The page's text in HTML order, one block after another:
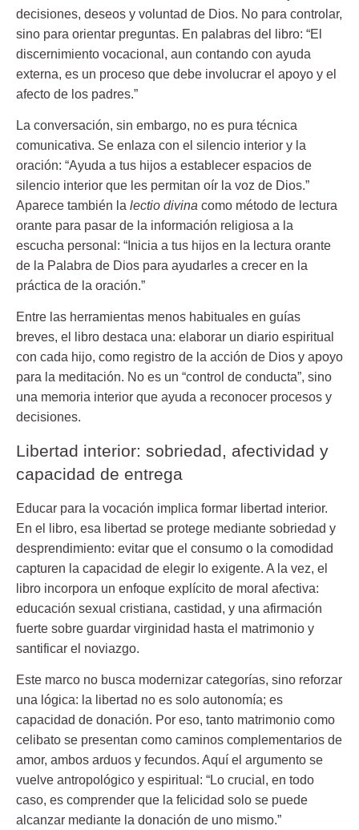
decisiones, deseos y voluntad de Dios. No para controlar,
sino para orientar preguntas. En palabras del libro: “El
discernimiento vocacional, aun contando con ayuda
externa, es un proceso que debe involucrar el apoyo y el
afecto de los padres.”
La conversación, sin embargo, no es pura técnica
comunicativa. Se enlaza con el silencio interior y la
oración: “Ayuda a tus hijos a establecer espacios de
silencio interior que les permitan oír la voz de Dios.”
Aparece también la lectio divina como método de lectura
orante para pasar de la información religiosa a la
escucha personal: “Inicia a tus hijos en la lectura orante
de la Palabra de Dios para ayudarles a crecer en la
práctica de la oración.”
Entre las herramientas menos habituales en guías
breves, el libro destaca una: elaborar un diario espiritual
con cada hijo, como registro de la acción de Dios y apoyo
para la meditación. No es un “control de conducta”, sino
una memoria interior que ayuda a reconocer procesos y
decisiones.
Libertad interior: sobriedad, afectividad y
capacidad de entrega
Educar para la vocación implica formar libertad interior.
En el libro, esa libertad se protege mediante sobriedad y
desprendimiento: evitar que el consumo o la comodidad
capturen la capacidad de elegir lo exigente. A la vez, el
libro incorpora un enfoque explícito de moral afectiva:
educación sexual cristiana, castidad, y una afirmación
fuerte sobre guardar virginidad hasta el matrimonio y
santificar el noviazgo.
Este marco no busca modernizar categorías, sino reforzar
una lógica: la libertad no es solo autonomía; es
capacidad de donación. Por eso, tanto matrimonio como
celibato se presentan como caminos complementarios de
amor, ambos arduos y fecundos. Aquí el argumento se
vuelve antropológico y espiritual: “Lo crucial, en todo
caso, es comprender que la felicidad solo se puede
alcanzar mediante la donación de uno mismo.”